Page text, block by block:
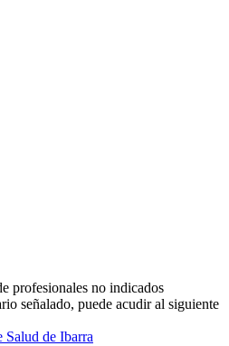
profesionales no indicados
señalado, puede acudir al siguiente
Salud de Ibarra